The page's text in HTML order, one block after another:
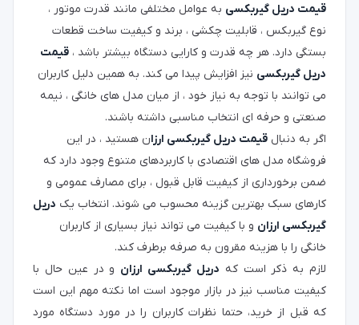
قیمت دریل گیربکسی به عوامل مختلفی مانند قدرت موتور ،
نوع گیربکس ، قابلیت چکشی ، برند و کیفیت ساخت قطعات
بستگی دارد. هر چه قدرت و کارایی دستگاه بیشتر باشد ، قیمت
دریل گیربکسی نیز افزایش پیدا می کند. به همین دلیل کاربران
می توانند با توجه به نیاز خود ، از میان مدل های خانگی ، نیمه
صنعتی و حرفه ای انتخاب مناسبی داشته باشند.
اگر به دنبال قیمت دریل گیربکسی ارزان هستید ، در این
فروشگاه مدل های اقتصادی با کاربردهای متنوع وجود دارد که
ضمن برخورداری از کیفیت قابل قبول ، برای مصارف عمومی و
کارهای سبک بهترین گزینه محسوب می شوند. انتخاب یک دریل
گیربکسی ارزان و با کیفیت می تواند نیاز بسیاری از کاربران
خانگی را با هزینه مقرون به صرفه برطرف کند.
لازم به ذکر است که دریل گیربکسی ارزان و در عین حال با
کیفیت مناسب نیز در بازار موجود است اما نکته مهم این است
که قبل از خرید، حتما نظرات کاربران را در مورد دستگاه مورد